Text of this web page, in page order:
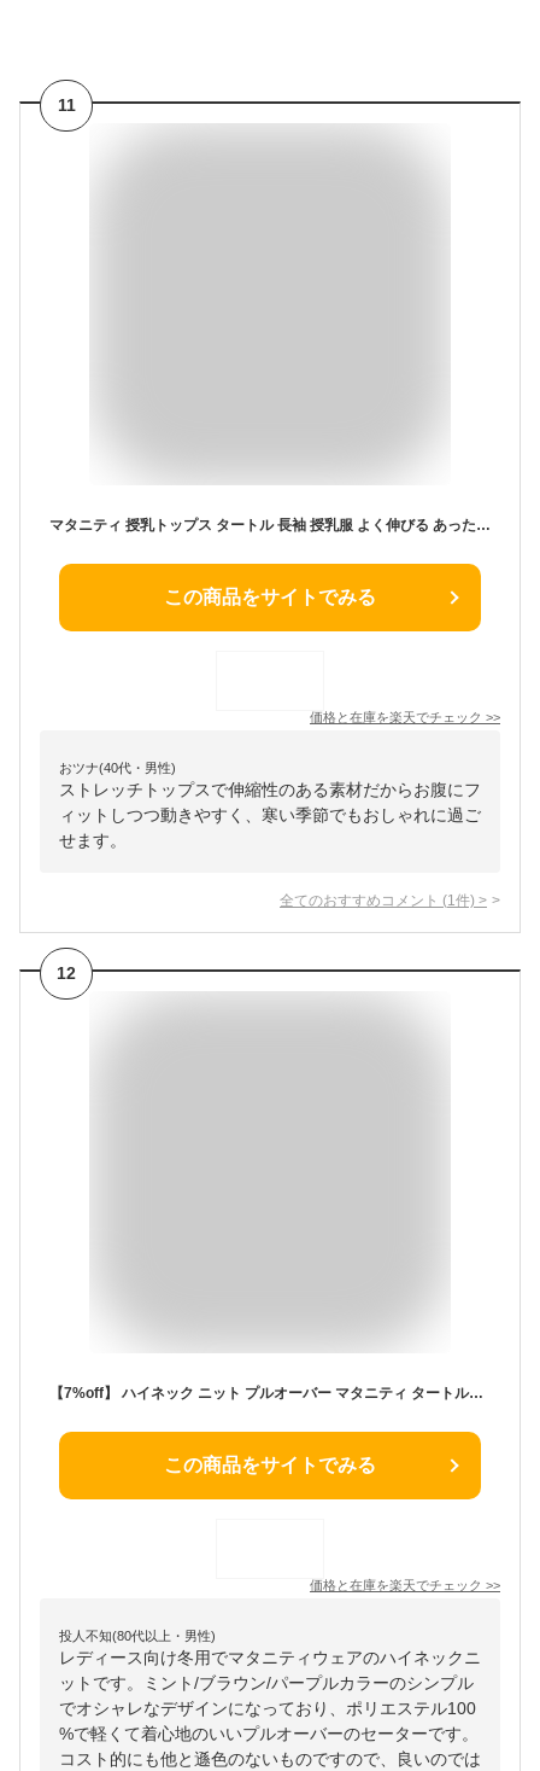
11
マタニティ 授乳トップス タートル 長袖 授乳服 よく伸びる あったか ストレッチ マタニティウエア ルームウエア マタニティパジャマトップス 産前 産後 兼用 妊婦 妊娠 ママ ニッセン nissen M L LL 3L 4L 5L 春 秋 冬服
この商品をサイトでみる
価格と在庫を楽天でチェック >>
おツナ(40代・男性)
ストレッチトップスで伸縮性のある素材だからお腹にフ
ィットしつつ動きやすく、寒い季節でもおしゃれに過ご
せます。
全てのおすすめコメント (1 件) >
12
【7%off】 ハイネック ニット プルオーバー マタニティ タートルネック 授乳服 オフィス 冬 秋 あったか 妊娠 出産 レディース 産前産後 大きいサイズ トップス 授乳 お宮参り コーデ セーター 授乳ニット おしゃれ 妊婦 仕事 冬服 授乳ケープ 臨月 長袖
この商品をサイトでみる
価格と在庫を楽天でチェック >>
投人不知(80代以上・男性)
レディース向け冬用でマタニティウェアのハイネックニ
ットです。ミント/ブラウン/パープルカラーのシンプル
でオシャレなデザインになっており、ポリエステル100
%で軽くて着心地のいいプルオーバーのセーターです。
コスト的にも他と遜色のないものですので、良いのでは